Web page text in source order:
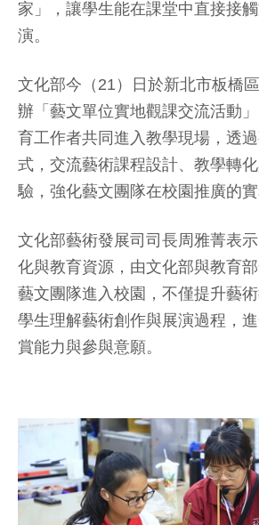
家」，讓學生能在課堂中直接接
演。
文化部今（21）日於新北市板橋
辦「藝文單位實地觀課交流活動
育工作者共同進入教學現場，透
式，交流藝術課程設計、教學轉
驗，強化藝文團隊在校園推廣的實
文化部藝術發展司司長周雅菁表
化與教育資源，由文化部與教育
藝文團隊進入校園，不僅提升藝
學生理解藝術創作與展演過程，
賞能力與參與意願。